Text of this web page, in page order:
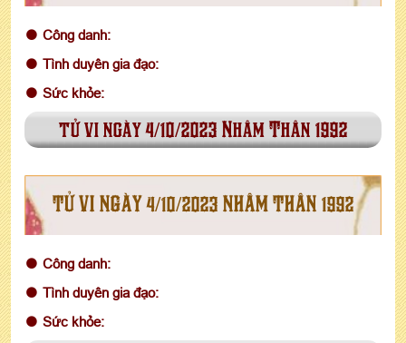
Công danh:
Tình duyên gia đạo:
Sức khỏe:
tử vi ngày 4/10/2023 Nhâm Thân 1992
TỬ VI NGÀY 4/10/2023 NHÂM THÂN 1992
Công danh:
Tình duyên gia đạo:
Sức khỏe: